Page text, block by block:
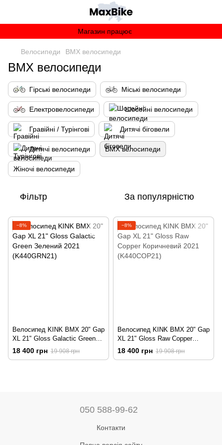
Магазин працює
Велосипеди BMX велосипеди
BMX велосипеди
Гірські велосипеди Міські велосипеди
Електровелосипеди Шосейні велосипеди
Гравійні / Турінгові Дитячі біговели
Дитячі велосипеди BMX велосипеди
Жіночі велосипеди
Фільтр За популярністю
−8%
Велосипед KINK BMX 20" Gap
XL 21" Gloss Galactic Green
Зелений 2021 (K440GRN21)
18 400 грн 19 908 грн
−8%
Велосипед KINK BMX 20" Gap
XL 21" Gloss Raw Copper
Коричневий 2021
(K440COP21)
18 400 грн 19 908 грн
050 588-99-62
Контакти